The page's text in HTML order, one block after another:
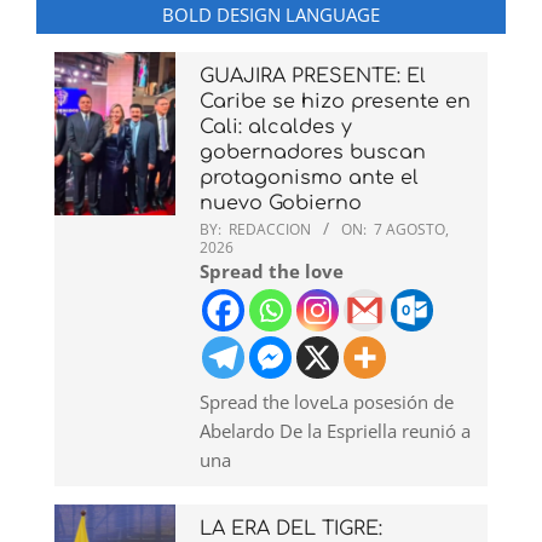
BOLD DESIGN LANGUAGE
GUAJIRA PRESENTE: El
Caribe se hizo presente en
Cali: alcaldes y
gobernadores buscan
protagonismo ante el
nuevo Gobierno
BY: REDACCION ON: 7 AGOSTO,
2026
Spread the love
Spread the loveLa posesión de
Abelardo De la Espriella reunió a
una
LA ERA DEL TIGRE: